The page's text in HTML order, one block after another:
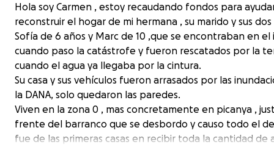
Hola soy Carmen , estoy recaudando fondos para
reconstruir el hogar de mi hermana , su marido y sus dos
Sofía de 6 años y Marc de 10 ,que se encontraban en
cuando paso la catástrofe y fueron rescatados por la
cuando el agua ya llegaba por la cintura.
Su casa y sus vehículos fueron arrasados por las
la DANA, solo quedaron las paredes.
Viven en la zona 0 , mas concretamente en picanya ,
frente del barranco que se desbordo y causo todo el
fue de las primeras casas en recibir toda la cantidad de